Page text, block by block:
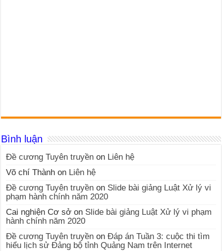
Bình luận
Đề cương Tuyên truyền on Liên hệ
Võ chí Thành on Liên hệ
Đề cương Tuyên truyền on Slide bài giảng Luật Xử lý vi
phạm hành chính năm 2020
Cai nghiện Cơ sở on Slide bài giảng Luật Xử lý vi phạm
hành chính năm 2020
Đề cương Tuyên truyền onĐáp án Tuần 3: cuộc thi tìm
hiểu lịch sử Đảng bộ tỉnh Quảng Nam trên Internet